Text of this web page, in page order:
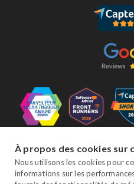
À propos des cookies sur
Nous utilisons les cookies pour
informations sur les